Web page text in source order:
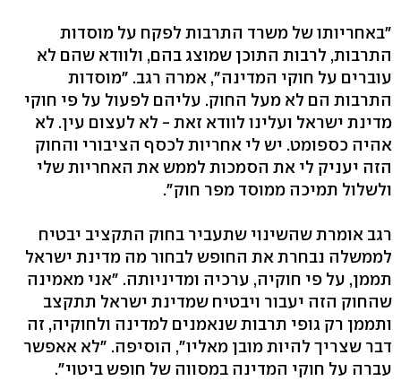
"באחריותו של משרד התרבות לפקח על מוסדות
התרבות, לרבות התוכן שמוצג בהם, ולוודא שהם לא
עוברים על חוקי המדינה", אמרה רגב. "מוסדות
התרבות הם לא מעל החוק. עליהם לפעול על פי חוקי
מדינת ישראל ועלינו לוודא זאת - לא לעצום עין. לא
אהיה כספומט. יש לי אחריות לכסף הציבורי והחוק
הזה יעניק לי את הסמכות לממש את האחריות שלי
ולשלול תמיכה ממוסד מפר חוק".
רגב אומרת שהשינוי שתעביר בחוק התקציב יבטיח
לממשלה נבחרת את החופש לבחור מה מדינת ישראל
תממן, על פי חוקיה, ערכיה ומדיניותה. "אני מאמינה
שהחוק הזה יעבור ויבטיח שמדינת ישראל תתקצב
ותממן רק גופי תרבות שנאמנים למדינה ולחוקיה, זה
דבר שצריך להיות מובן מאליו", הוסיפה. "לא אאפשר
עברה על חוקי המדינה במסווה של חופש ביטוי".